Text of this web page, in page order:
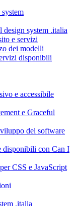
system .italia
e servizi
dei modelli
disponibili
e accessibile
e Graceful
del software
disponibili con Can I
CSS e JavaScript
.italia